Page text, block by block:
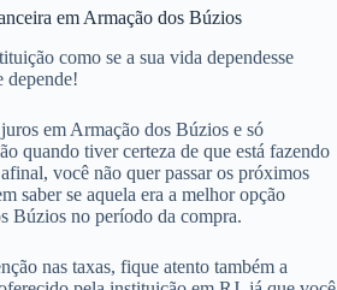
em Armação dos Búzios
como se a sua vida dependesse
depende!
em Armação dos Búzios e só
quando tiver certeza de que está fazendo
você não quer passar os próximos
saber se aquela era a melhor opção
Búzios no período da compra.
nas taxas, fique atento também a